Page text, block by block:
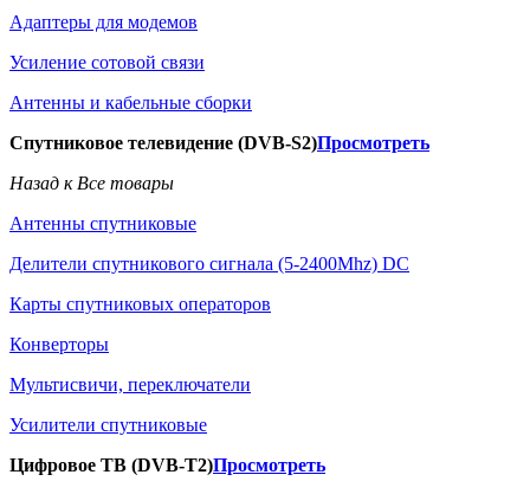
Адаптеры для модемов
Усиление сотовой связи
Антенны и кабельные сборки
Спутниковое телевидение (DVB-S2)Просмотреть
Назад к Все товары
Антенны спутниковые
Делители спутникового сигнала (5-2400Mhz) DC
Карты спутниковых операторов
Конверторы
Мультисвичи, переключатели
Усилители спутниковые
Цифровое ТВ (DVB-T2)Просмотреть